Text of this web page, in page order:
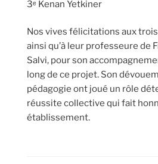
3ᵉ Kenan Yetkiner
Nos vives félicitations aux
ainsi qu’à leur professeure de
Salvi, pour son
long de ce projet. Son
pédagogie ont joué un rôle
réussite collective qui fait
établissement.